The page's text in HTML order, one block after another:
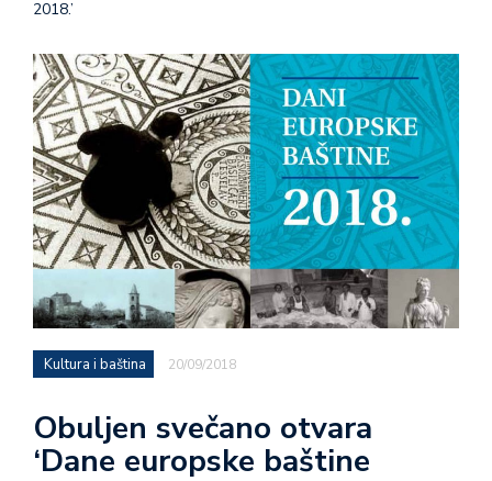
2018.’
Kultura i baština 20/09/2018
Obuljen svečano otvara
‘Dane europske baštine